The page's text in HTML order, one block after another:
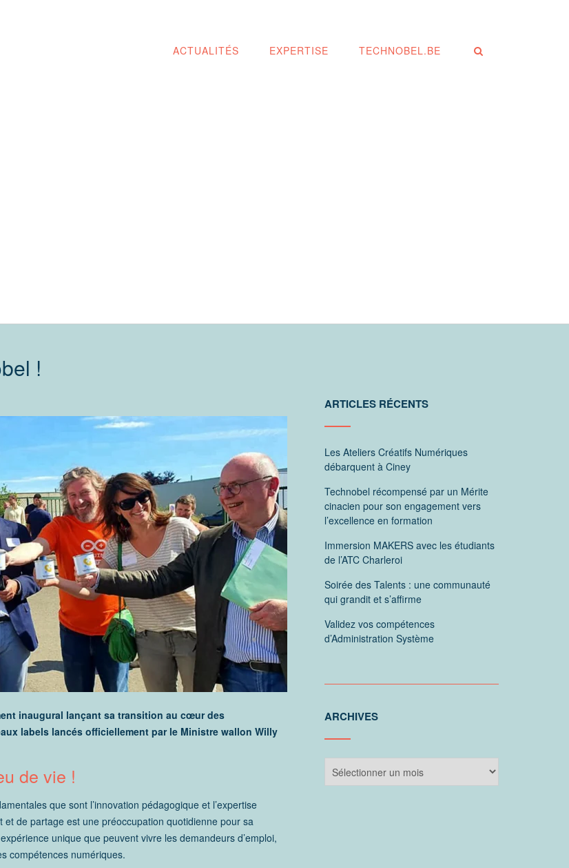
ACTUALITÉS
EXPERTISE TECHNOBEL.BE
!
inaugural lançant sa transition au cœur des
labels lancés officiellement par le Ministre wallon Willy
de vie !
que sont l’innovation pédagogique et l’expertise
de partage est une préoccupation quotidienne pour sa
unique que peuvent vivre les demandeurs d’emploi,
compétences numériques.
ARTICLES RÉCENTS
Les Ateliers Créatifs Numériques
débarquent à Ciney
Technobel récompensé par un Mérite
cinacien pour son engagement vers
l’excellence en formation
Immersion MAKERS avec les étudiants
de l’ATC Charleroi
Soirée des Talents : une communauté
qui grandit et s’affirme
Validez vos compétences
d’Administration Système
ARCHIVES